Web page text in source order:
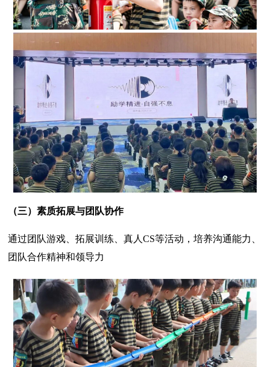
（三）素质拓展与团队协作
通过团队游戏、拓展训练、真人CS等活动，培养沟通能力、
团队合作精神和领导力